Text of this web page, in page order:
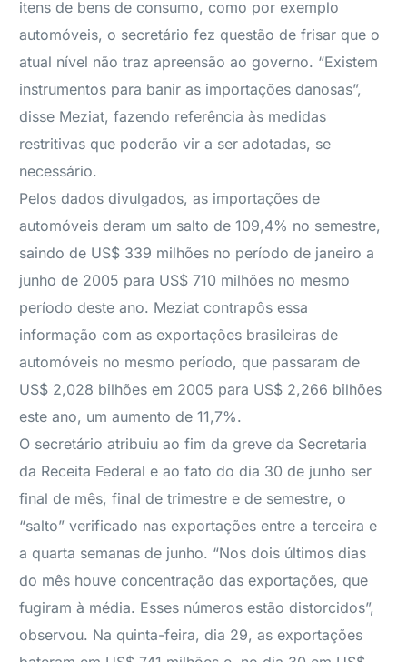
itens de bens de consumo, como por exemplo
automóveis, o secretário fez questão de frisar que o
atual nível não traz apreensão ao governo. “Existem
instrumentos para banir as importações danosas”,
disse Meziat, fazendo referência às medidas
restritivas que poderão vir a ser adotadas, se
necessário.
Pelos dados divulgados, as importações de
automóveis deram um salto de 109,4% no semestre,
saindo de US$ 339 milhões no período de janeiro a
junho de 2005 para US$ 710 milhões no mesmo
período deste ano. Meziat contrapôs essa
informação com as exportações brasileiras de
automóveis no mesmo período, que passaram de
US$ 2,028 bilhões em 2005 para US$ 2,266 bilhões
este ano, um aumento de 11,7%.
O secretário atribuiu ao fim da greve da Secretaria
da Receita Federal e ao fato do dia 30 de junho ser
final de mês, final de trimestre e de semestre, o
“salto” verificado nas exportações entre a terceira e
a quarta semanas de junho. “Nos dois últimos dias
do mês houve concentração das exportações, que
fugiram à média. Esses números estão distorcidos”,
observou. Na quinta-feira, dia 29, as exportações